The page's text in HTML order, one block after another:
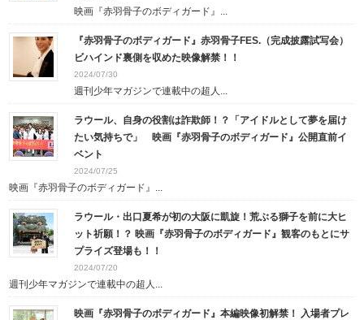
映画『赤羽骨子のボディガード』...
『赤羽骨子のボディガード』赤羽骨子FES.（完成披露試写会）
ビハインド裏側を収めた映像解禁！！
2024/07/30
週刊少年マガジンで連載中の超人...
ラウール、自身の役割は詐欺師！？「アイドルとして夢を届け
たい気持ちで」 映画『赤羽骨子のボディガード』公開直前イ
ベント
2024/07/25
映画『赤羽骨子のボディガード』...
ラウール・出口夏希が初の大阪に凱旋！荒ぶる獅子を前に大ヒ
ット祈願！？ 映画『赤羽骨子のボディガード』観客のもとにサ
プライズ登場も！！
2024/07/20
週刊少年マガジンで連載中の超人...
映画『赤羽骨子のボディガード』本編映像初解禁！ 入場者プレ